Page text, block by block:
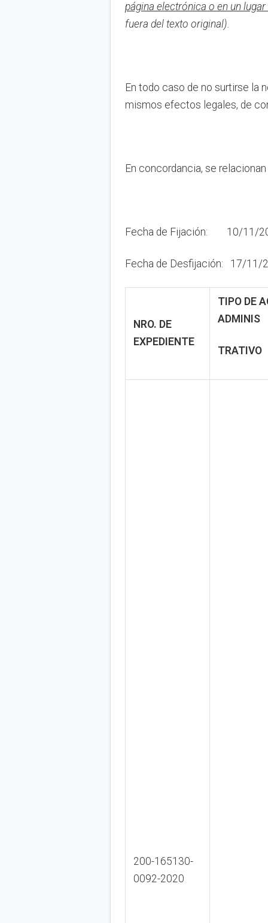
página electrónica o en un
fuera del texto original).
En todo caso de no surtirse la
mismos efectos legales, de
En concordancia, se
Fecha de Fijación: 10/11/
Fecha de Desfijación: 17/11/
NRO. DE
EXPEDIENTE
TIPO DE
ADMINIS
TRATIVO
200-165130-
0092-2020